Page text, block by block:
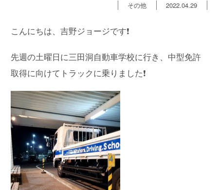
その他 2022.04.29
こんにちは、吉野ジョージです❗️
先週の土曜日に三田洞自動車学校に行き、中型免許
取得に向けてトラックに乗りました❗